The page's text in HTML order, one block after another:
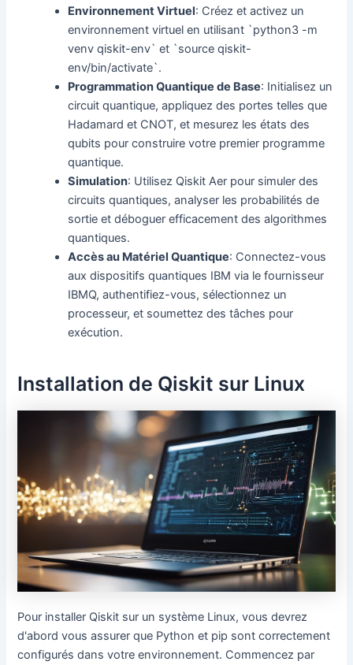
Environnement Virtuel: Créez et activez un
environnement virtuel en utilisant `python3 -m
venv qiskit-env` et `source qiskit-
env/bin/activate`.
Programmation Quantique de Base: Initialisez un
circuit quantique, appliquez des portes telles que
Hadamard et CNOT, et mesurez les états des
qubits pour construire votre premier programme
quantique.
Simulation: Utilisez Qiskit Aer pour simuler des
circuits quantiques, analyser les probabilités de
sortie et déboguer efficacement des algorithmes
quantiques.
Accès au Matériel Quantique: Connectez-vous
aux dispositifs quantiques IBM via le fournisseur
IBMQ, authentifiez-vous, sélectionnez un
processeur, et soumettez des tâches pour
exécution.
Installation de Qiskit sur Linux
Pour installer Qiskit sur un système Linux, vous devrez
d'abord vous assurer que Python et pip sont correctement
configurés dans votre environnement. Commencez par